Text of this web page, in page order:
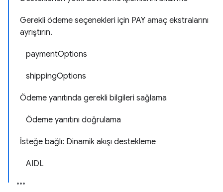
Gerekli ödeme seçenekleri için PAY amaç ekstralarını
ayrıştırın.
paymentOptions
shippingOptions
Ödeme yanıtında gerekli bilgileri sağlama
Ödeme yanıtını doğrulama
İsteğe bağlı: Dinamik akışı destekleme
AIDL